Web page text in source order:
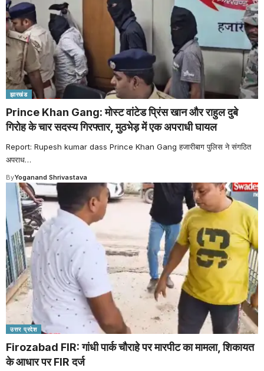
झारखंड
Prince Khan Gang: मोस्ट वांटेड प्रिंस खान और राहुल दुबे
गिरोह के चार सदस्य गिरफ्तार, मुठभेड़ में एक अपराधी घायल
Report: Rupesh kumar dass Prince Khan Gang हजारीबाग पुलिस ने संगठित
अपराध…
ByYoganand Shrivastava
उत्तर प्रदेश
Firozabad FIR: गांधी पार्क चौराहे पर मारपीट का मामला, शिकायत
के आधार पर FIR दर्ज